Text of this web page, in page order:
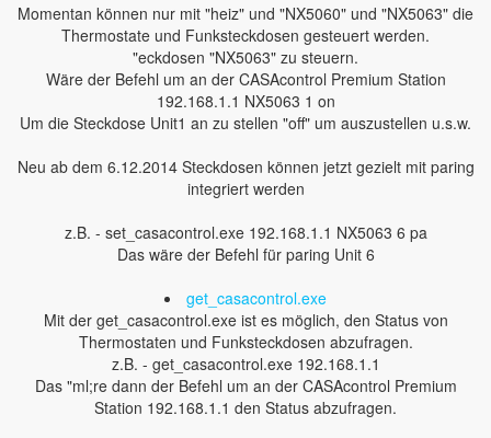
Momentan können nur mit "heiz" und "NX5060" und "NX5063" die
Thermostate und Funksteckdosen gesteuert werden.
"eckdosen "NX5063" zu steuern.
Wäre der Befehl um an der CASAcontrol Premium Station
192.168.1.1 NX5063 1 on
Um die Steckdose Unit1 an zu stellen "off" um auszustellen u.s.w.
Neu ab dem 6.12.2014 Steckdosen können jetzt gezielt mit paring
integriert werden
z.B. - set_casacontrol.exe 192.168.1.1 NX5063 6 pa
Das wäre der Befehl für paring Unit 6
get_casacontrol.exe
Mit der get_casacontrol.exe ist es möglich, den Status von
Thermostaten und Funksteckdosen abzufragen.
z.B. - get_casacontrol.exe 192.168.1.1
Das "ml;re dann der Befehl um an der CASAcontrol Premium
Station 192.168.1.1 den Status abzufragen.